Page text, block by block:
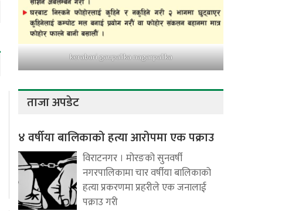
kerabari gaupalika nagarpalika
ताजा अपडेट
४ वर्षीया बालिकाको हत्या आरोपमा एक पक्राउ
विराटनगर । मोरङको सुनवर्षी
नगरपालिकामा चार वर्षीया बालिकाको
हत्या प्रकरणमा प्रहरीले एक जनालाई
पक्राउ गरी